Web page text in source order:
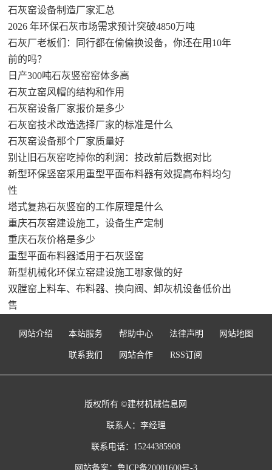
石灰窑设备制造厂家汇总
2026 年环保石灰市场需求预计突破4850万吨
石灰厂老板们：同行都在偷偷换设备，你还在用10年
前的吗？
日产300吨石灰竖窑窑体多高
石灰立窑风帽的结构和作用
石灰窑设备厂家报价是多少
石灰窑技术改造选择厂家的标准是什么
石灰窑设备那个厂家质量好
别让旧石灰窑吃掉你的利润：技改前后数据对比
新型环保竖窑采用重型平面布料器有效提高布料均匀
性
塔式复热石灰竖窑的工作原理是什么
重庆石灰窑建设施工，设备生产定制
重庆石灰价格是多少
重型平面布料器适用于石灰竖窑
新型机械化环保立窑建设施工哪家做的好
双膛窑上料车、布料器、换向阀、卸灰机设备低价出
售
网站介绍 本站服务 帮助中心 法律声明 网站地图
联系我们 网站合作 RSS订阅
版权所有 ©建材机械信息网
联系人：李经理
联系电话：15244385908
网站备案： 鲁ICP备20001600号-3